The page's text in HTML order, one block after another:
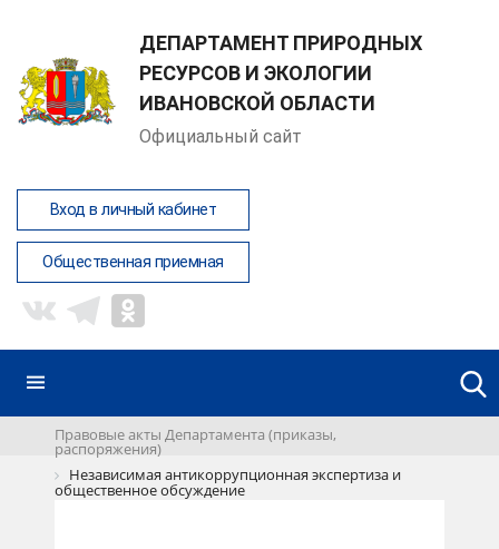
ДЕПАРТАМЕНТ ПРИРОДНЫХ
РЕСУРСОВ И ЭКОЛОГИИ
ИВАНОВСКОЙ ОБЛАСТИ
Официальный сайт
Вход в личный кабинет
Общественная приемная
Правовые акты Департамента (приказы,
распоряжения)
Независимая антикоррупционная экспертиза и
общественное обсуждение